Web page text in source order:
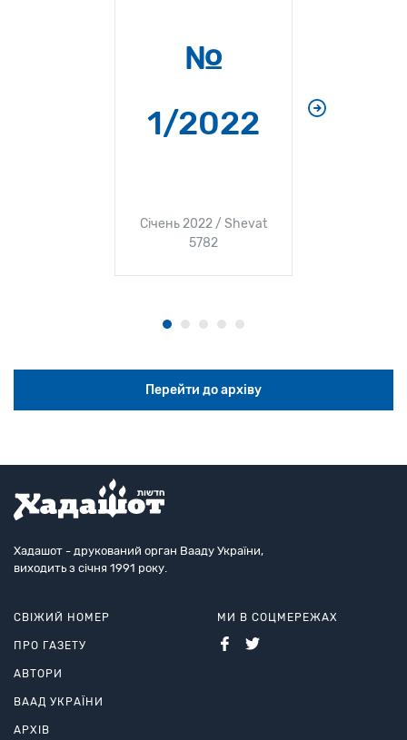
№
1/2022
Січень 2022 / Shevat
5782
Перейти до архіву
Хадашот - друкований орган Вааду України,
виходить з січня 1991 року.
СВІЖИЙ НОМЕР
ПРО ГАЗЕТУ
АВТОРИ
ВААД УКРАЇНИ
АРХІВ
МИ В СОЦМЕРЕЖАХ